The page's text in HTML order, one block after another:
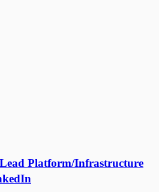
Platform/Infrastructure